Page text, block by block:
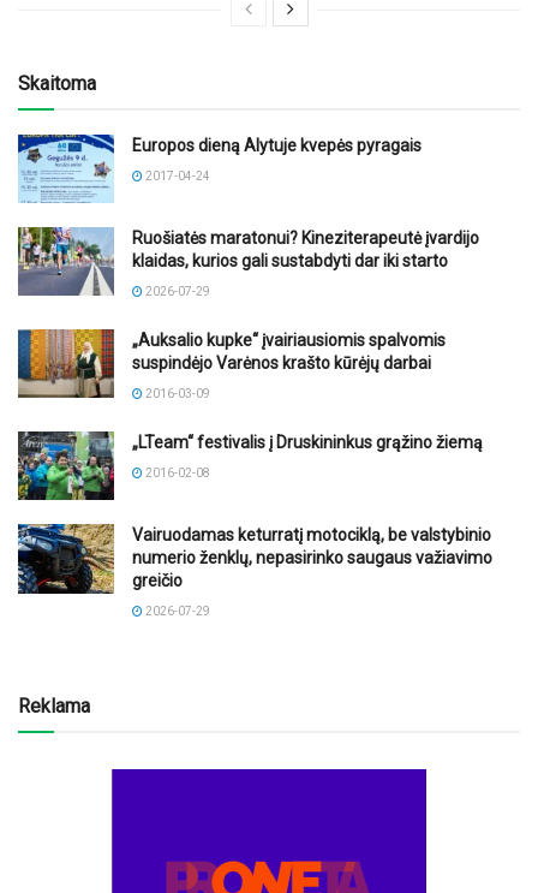
Skaitoma
Europos dieną Alytuje kvepės pyragais
2017-04-24
Ruošiatės maratonui? Kineziterapeutė įvardijo
klaidas, kurios gali sustabdyti dar iki starto
2026-07-29
„Auksalio kupke“ įvairiausiomis spalvomis
suspindėjo Varėnos krašto kūrėjų darbai
2016-03-09
„LTeam“ festivalis į Druskininkus grąžino žiemą
2016-02-08
Vairuodamas keturratį motociklą, be valstybinio
numerio ženklų, nepasirinko saugaus važiavimo
greičio
2026-07-29
Reklama